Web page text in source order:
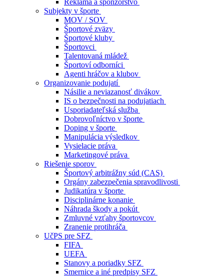
Reklama a sponzorstvo
Subjekty v športe
MOV / SOV
Športové zväzy
Športové kluby
Športovci
Talentovaná mládež
Športoví odborníci
Agenti hráčov a klubov
Organizovanie podujatí
Násilie a neviazanosť divákov
IS o bezpečnosti na podujatiach
Usporiadateľská služba
Dobrovoľníctvo v športe
Doping v športe
Manipulácia výsledkov
Vysielacie práva
Marketingové práva
Riešenie sporov
Športový arbitrážny súd (CAS)
Orgány zabezpečenia spravodlivosti
Judikatúra v športe
Disciplinárne konanie
Náhrada škody a pokút
Zmluvné vzťahy športovcov
Zranenie protihráča
UčPS pre SFZ
FIFA
UEFA
Stanovy a poriadky SFZ
Smernice a iné predpisy SFZ